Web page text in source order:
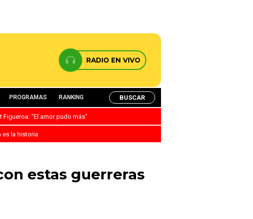
RADIO EN VIVO
PROGRAMAS RANKING BUSCAR
“El amor pudo más”
es la historia
estas guerreras